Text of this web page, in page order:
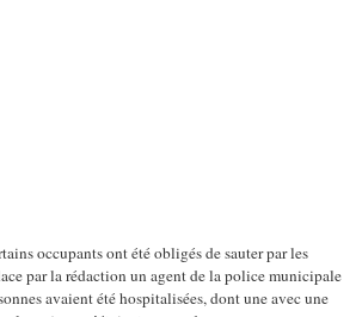
occupants ont été obligés de sauter par les
par la rédaction un agent de la police municipale
avaient été hospitalisées, dont une avec une